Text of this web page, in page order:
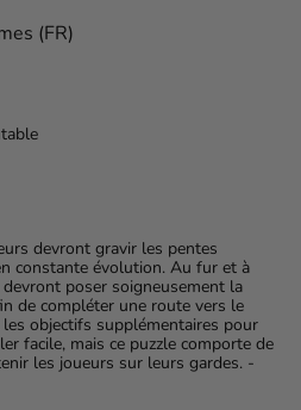
(FR)
devront gravir les pentes
constante évolution. Au fur et à
poser soigneusement la
de compléter une route vers le
objectifs supplémentaires pour
facile, mais ce puzzle comporte de
les joueurs sur leurs gardes. -